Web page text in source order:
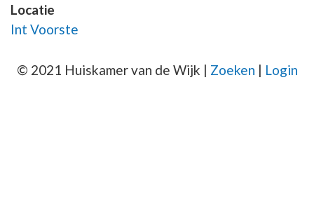
Locatie
Int Voorste
© 2021 Huiskamer van de Wijk | Zoeken | Login